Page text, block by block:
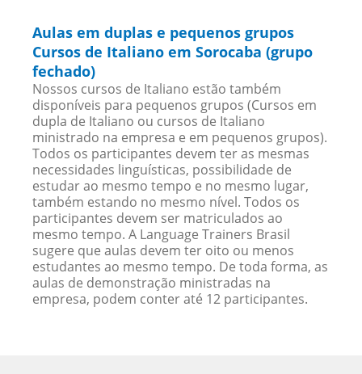
Aulas em duplas e pequenos grupos
Cursos de Italiano em Sorocaba (grupo
fechado)
Nossos cursos de Italiano estão também
disponíveis para pequenos grupos (Cursos em
dupla de Italiano ou cursos de Italiano
ministrado na empresa e em pequenos grupos).
Todos os participantes devem ter as mesmas
necessidades linguísticas, possibilidade de
estudar ao mesmo tempo e no mesmo lugar,
também estando no mesmo nível. Todos os
participantes devem ser matriculados ao
mesmo tempo. A Language Trainers Brasil
sugere que aulas devem ter oito ou menos
estudantes ao mesmo tempo. De toda forma, as
aulas de demonstração ministradas na
empresa, podem conter até 12 participantes.